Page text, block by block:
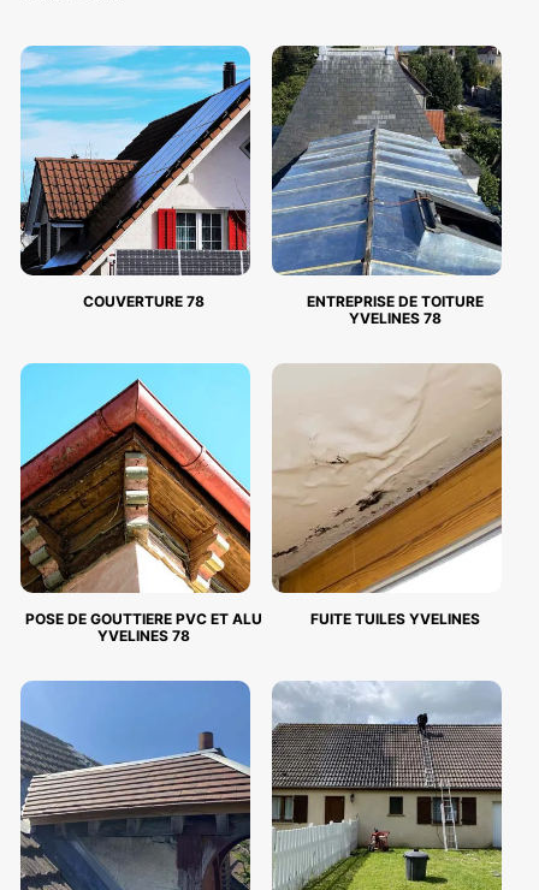
COUVERTURE 78
ENTREPRISE DE TOITURE
YVELINES 78
POSE DE GOUTTIERE PVC ET ALU
YVELINES 78
FUITE TUILES YVELINES